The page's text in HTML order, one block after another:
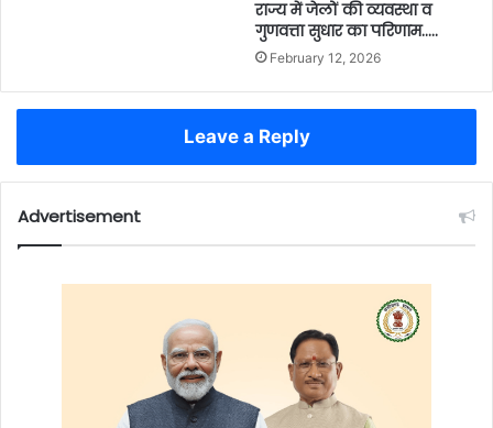
राज्य में जेलों की व्यवस्था व
गुणवत्ता सुधार का परिणाम…..
February 12, 2026
Leave a Reply
Advertisement